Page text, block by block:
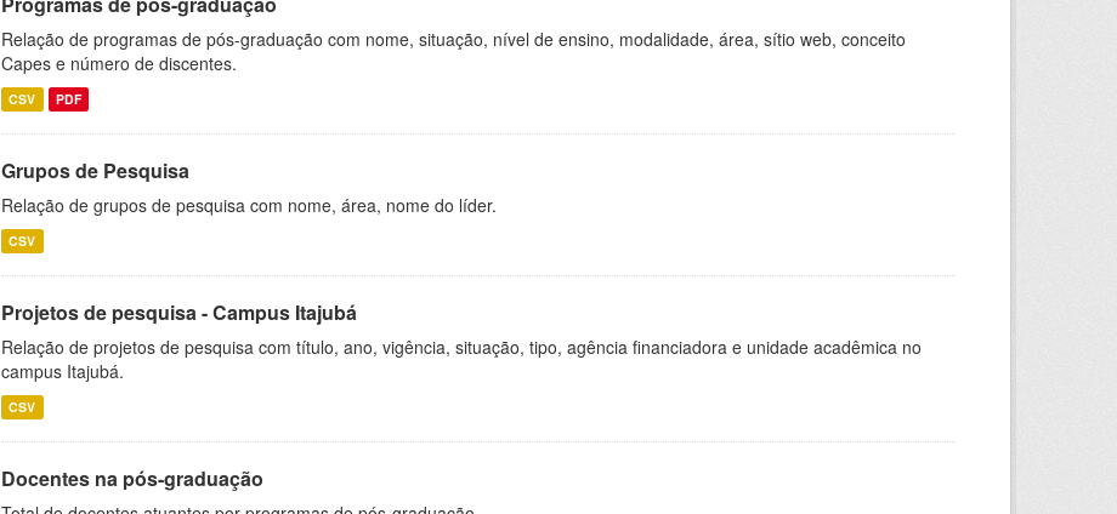
Relação de programas de pós-graduação com nome, situação, nível de ensino, modalidade, área, sítio web, conceito
Capes e número de discentes.
CSV PDF
Grupos de Pesquisa
Relação de grupos de pesquisa com nome, área, nome do líder.
CSV
Projetos de pesquisa - Campus Itajubá
Relação de projetos de pesquisa com título, ano, vigência, situação, tipo, agência financiadora e unidade acadêmica no
campus Itajubá.
CSV
Docentes na pós-graduação